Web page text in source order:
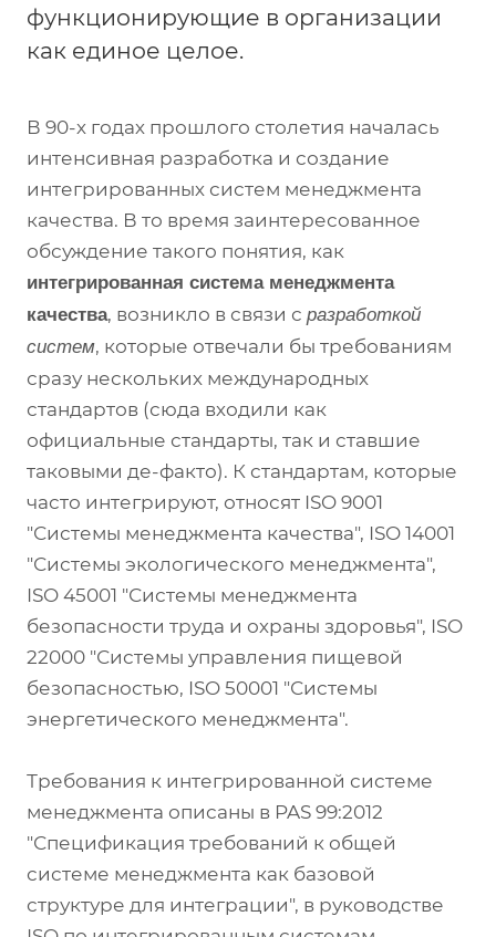
функционирующие в организации
как единое целое.
В 90-х годах прошлого столетия началась
интенсивная разработка и создание
интегрированных систем менеджмента
качества. В то время заинтересованное
обсуждение такого понятия, как
интегрированная система менеджмента
качества, возникло в связи с разработкой
систем, которые отвечали бы требованиям
сразу нескольких международных
стандартов (сюда входили как
официальные стандарты, так и ставшие
таковыми де-факто). К стандартам, которые
часто интегрируют, относят ISO 9001
"Системы менеджмента качества", ISO 14001
"Системы экологического менеджмента",
ISO 45001 "Системы менеджмента
безопасности труда и охраны здоровья", ISO
22000 "Системы управления пищевой
безопасностью, ISO 50001 "Системы
энергетического менеджмента".
Требования к интегрированной системе
менеджмента описаны в PAS 99:2012
"Спецификация требований к общей
системе менеджмента как базовой
структуре для интеграции", в руководстве